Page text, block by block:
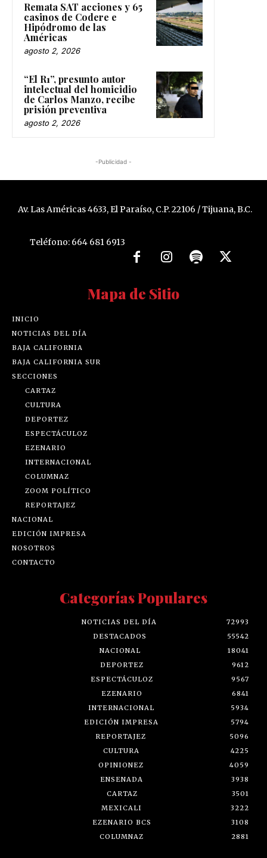
Remata SAT acciones y 65
casinos de Codere e
Hipódromo de las
Américas
agosto 2, 2026
“El R1”, presunto autor
intelectual del homicidio
de Carlos Manzo, recibe
prisión preventiva
agosto 2, 2026
-Publicidad -
Av. Las Américas 4633, El Paraíso, C.P. 22106 / Tijuana, B.C.
Teléfono: 664 681 6913
Mapa de Sitio
INICIO
NOTICIAS DEL DÍA
BAJA CALIFORNIA
BAJA CALIFORNIA SUR
SECCIONES
CARTAZ
CULTURA
DEPORTEZ
ESPECTÁCULOZ
EZENARIO
INTERNACIONAL
COLUMNAZ
ZOOM POLÍTICO
REPORTAJEZ
NACIONAL
EDICIÓN IMPRESA
NOSOTROS
CONTACTO
Categorías Populares
NOTICIAS DEL DÍA
72993
DESTACADOS
55542
NACIONAL
18041
DEPORTEZ
9612
ESPECTÁCULOZ
9567
EZENARIO
6841
INTERNACIONAL
5934
EDICIÓN IMPRESA
5794
REPORTAJEZ
5096
CULTURA
4225
OPINIONEZ
4059
ENSENADA
3938
CARTAZ
3501
MEXICALI
3222
EZENARIO BCS
3108
COLUMNAZ
2881